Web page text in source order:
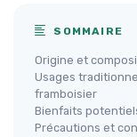
SOMMAIRE
Origine et
Usages
framboisier
Bienfaits
Précautions et